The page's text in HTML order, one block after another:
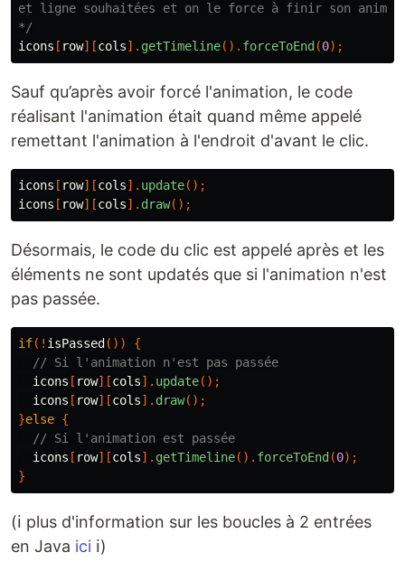
et ligne souhaitées et on le force à finir son
*/
icons [ row][cols]. getTimeline(). forceToEnd (0);
Sauf qu’après avoir forcé l'animation, le code
réalisant l'animation était quand même appelé
remettant l'animation à l'endroit d'avant le clic.
icons [ row][cols]. update();
icons [ row][cols]. draw();
Désormais, le code du clic est appelé après et les
éléments ne sont updatés que si l'animation n'est
pas passée.
if(! isPassed ())
{
// Si l'animation n'est pas passée
icons [ row][cols]. update();
icons [ row][cols]. draw();
}else {
// Si l'animation est passée
icons [ row][cols]. getTimeline(). forceToEnd (0);
}
(ℹ️ plus d'information sur les boucles à 2 entrées
en Java ici ℹ️)